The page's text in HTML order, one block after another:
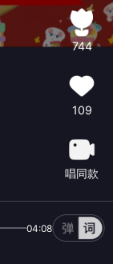
744
109
唱同款
04:08